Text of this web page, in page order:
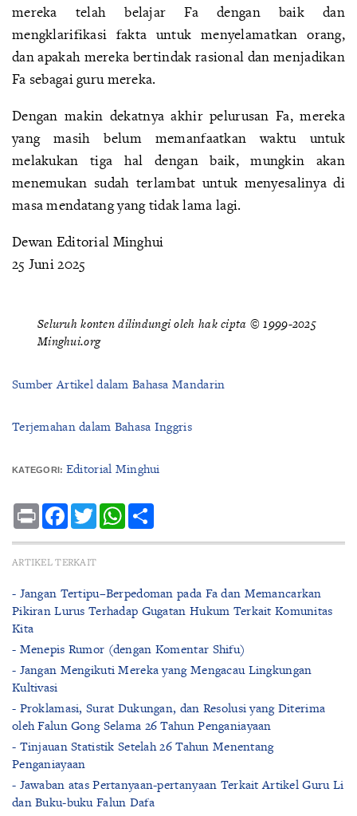
mereka telah belajar Fa dengan baik dan
mengklarifikasi fakta untuk menyelamatkan orang,
dan apakah mereka bertindak rasional dan menjadikan
Fa sebagai guru mereka.
Dengan makin dekatnya akhir pelurusan Fa, mereka
yang masih belum memanfaatkan waktu untuk
melakukan tiga hal dengan baik, mungkin akan
menemukan sudah terlambat untuk menyesalinya di
masa mendatang yang tidak lama lagi.
Dewan Editorial Minghui
25 Juni 2025
Seluruh konten dilindungi oleh hak cipta © 1999-2025
Minghui.org
Sumber Artikel dalam Bahasa Mandarin
Terjemahan dalam Bahasa Inggris
KATEGORI: Editorial Minghui
Print Facebook
TwitterWhatsApp
ARTIKEL TERKAIT
- Jangan Tertipu–Berpedoman pada Fa dan Memancarkan
Pikiran Lurus Terhadap Gugatan Hukum Terkait Komunitas
Kita
- Menepis Rumor (dengan Komentar Shifu)
- Jangan Mengikuti Mereka yang Mengacau Lingkungan
Kultivasi
- Proklamasi, Surat Dukungan, dan Resolusi yang Diterima
oleh Falun Gong Selama 26 Tahun Penganiayaan
- Tinjauan Statistik Setelah 26 Tahun Menentang
Penganiayaan
- Jawaban atas Pertanyaan-pertanyaan Terkait Artikel Guru Li
dan Buku-buku Falun Dafa